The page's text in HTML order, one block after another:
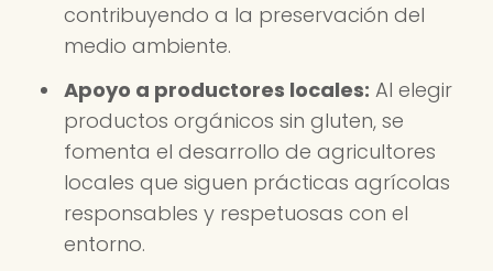
contribuyendo a la preservación del
medio ambiente.
Apoyo a productores locales: Al elegir
productos orgánicos sin gluten, se
fomenta el desarrollo de agricultores
locales que siguen prácticas agrícolas
responsables y respetuosas con el
entorno.